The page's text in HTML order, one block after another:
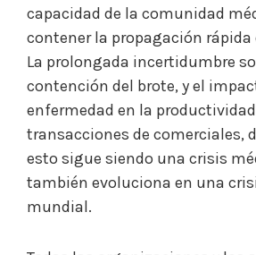
capacidad de la comunidad
contener la propagación rápida
La prolongada incertidumbre
contención del brote, y el
enfermedad en la
transacciones de comerciales,
esto sigue siendo una crisis
también evoluciona en una
mundial.